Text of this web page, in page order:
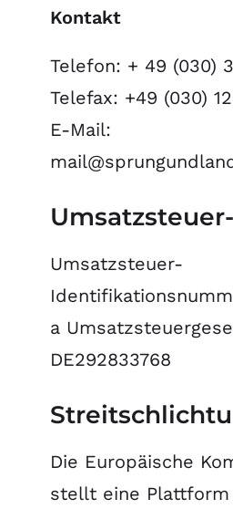
Kontakt
Telefon: + 49 (030)
Telefax: +49 (030)
E-Mail:
Umsatzsteuer-
a
DE292833768
Die Europäische
stellt eine